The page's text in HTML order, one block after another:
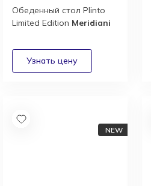
Обеденный стол Plinto
Limited Edition Meridiani